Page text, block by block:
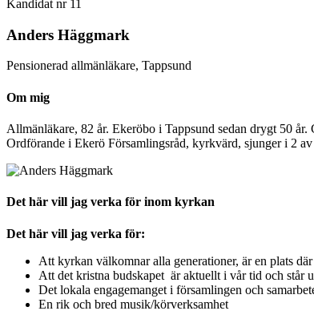
Kandidat nr 11
Anders Häggmark
Pensionerad allmänläkare, Tappsund
Om mig
Allmänläkare, 82 år. Ekeröbo i Tappsund sedan drygt 50
Ordförande i Ekerö Församlingsråd, kyrkvärd, sjunger i 2
Det här vill jag verka för inom kyrkan
Det här vill jag verka för:
Att kyrkan välkomnar alla generationer, är en plats
Att det kristna budskapet är aktuellt i vår tid och står
Det lokala engagemanget i församlingen och
En rik och bred musik/körverksamhet